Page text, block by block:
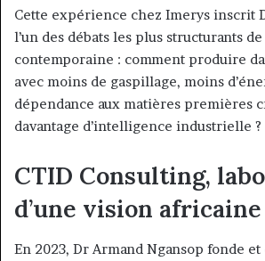
Cette expérience chez Imerys inscrit
l’un des débats les plus structurants
contemporaine : comment produire
avec moins de gaspillage, moins
dépendance aux matières premières
davantage d’intelligence industrielle ?
CTID Consulting,
d’une vision africaine
En 2023, Dr Armand Ngansop fonde